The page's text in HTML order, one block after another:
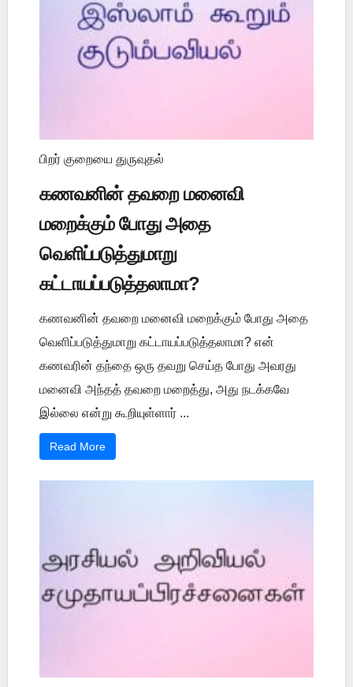
பிறர் குறையை துருவுதல்
கணவனின் தவறை மனைவி
மறைக்கும் போது அதை
வெளிப்படுத்துமாறு
கட்டாயப்படுத்தலாமா?
கணவனின் தவறை மனைவி மறைக்கும் போது அதை
வெளிப்படுத்துமாறு கட்டாயப்படுத்தலாமா? என்
கணவரின் தந்தை ஒரு தவறு செய்த போது அவரது
மனைவி அந்தத் தவறை மறைத்து, அது நடக்கவே
இல்லை என்று கூறியுள்ளார் ...
Read More